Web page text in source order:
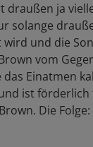
draußen ja
solange
und die
vom
das Einatmen
ist
Die